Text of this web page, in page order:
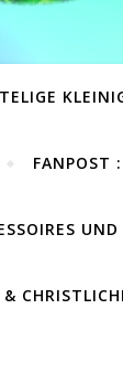
FANPOST